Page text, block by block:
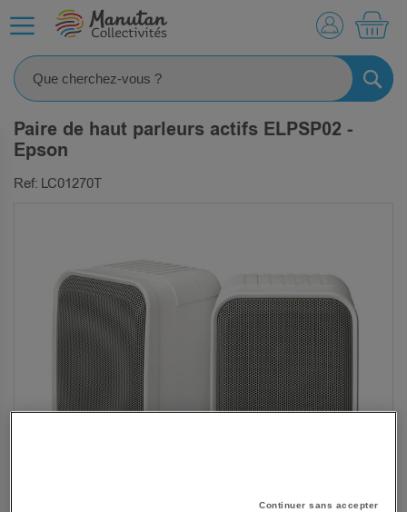
Paire de haut parleurs actifs ELPSP02 -
Epson
Ref: LC01270T
IMAGES
GALLERY
Continuer sans accepter